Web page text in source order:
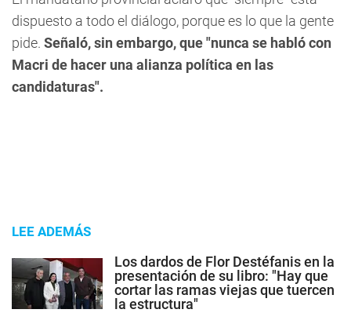
dispuesto a todo el diálogo, porque es lo que la gente
pide. Señaló, sin embargo, que "nunca se habló con
Macri de hacer una alianza política en las
candidaturas".
LEE ADEMÁS
Los dardos de Flor Destéfanis en la
presentación de su libro: "Hay que
cortar las ramas viejas que tuercen
la estructura"